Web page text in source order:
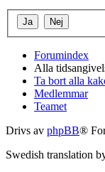
Forumindex
Alla
Ta bort alla
Medlemmar
Teamet
Drivs av phpBB®
Swedish translation